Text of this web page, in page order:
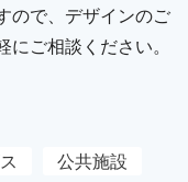
ので、デザインのご
ご相談ください。
公共施設